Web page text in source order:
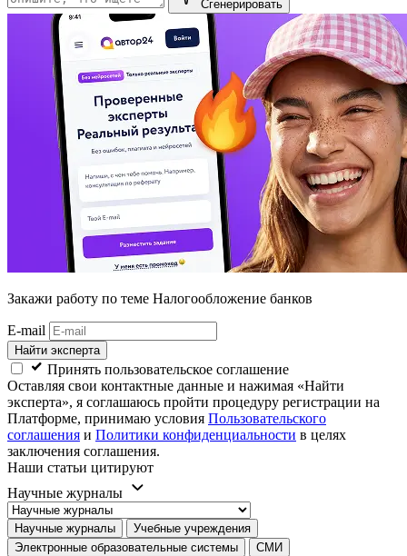
Сгенерировать
Закажи работу по теме Налогообложение банков
E-mail
Найти эксперта
Принять пользовательское соглашение
Оставляя свои контактные данные и нажимая «Найти
эксперта», я соглашаюсь пройти процедуру регистрации на
Платформе, принимаю условия Пользовательского
соглашения и Политики конфиденциальности в целях
заключения соглашения.
Наши статьи цитируют
Научные журналы
Научные журналы
Учебные учреждения
Электронные образовательные системы
СМИ